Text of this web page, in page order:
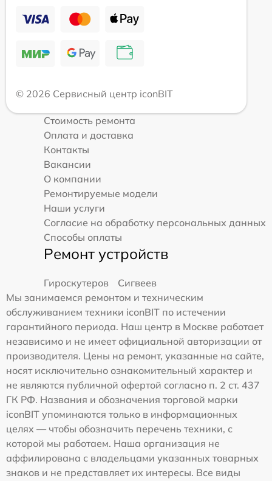
© 2026 Сервисный центр iconBIT
Стоимость ремонта
Оплата и доставка
Контакты
Вакансии
О компании
Ремонтируемые модели
Наши услуги
Согласие на обработку персональных данных
Способы оплаты
Ремонт устройств
Гироскутеров
Сигвеев
Мы занимаемся ремонтом и техническим
обслуживанием техники iconBIT по истечении
гарантийного периода. Наш центр в Москве работает
независимо и не имеет официальной авторизации от
производителя. Цены на ремонт, указанные на сайте,
носят исключительно ознакомительный характер и
не являются публичной офертой согласно п. 2 ст. 437
ГК РФ. Названия и обозначения торговой марки
iconBIT упоминаются только в информационных
целях — чтобы обозначить перечень техники, с
которой мы работаем. Наша организация не
аффилирована с владельцами указанных товарных
знаков и не представляет их интересы. Все виды